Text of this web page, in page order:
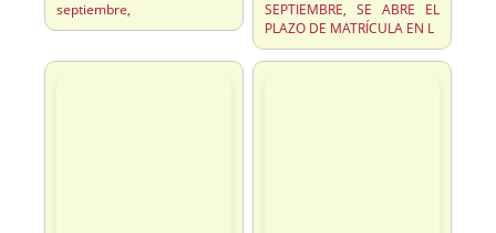
septiembre,
SEPTIEMBRE, SE ABRE EL
PLAZO DE MATRÍCULA EN L